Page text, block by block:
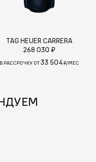
TAG HEUER CARRERA
268 030 ₽
В РАССРОЧКУ ОТ33 504 ₽/МЕС